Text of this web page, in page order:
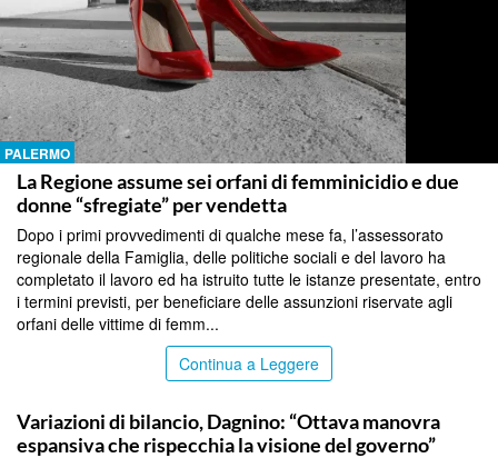
PALERMO
La Regione assume sei orfani di femminicidio e due
donne “sfregiate” per vendetta
Dopo i primi provvedimenti di qualche mese fa, l’assessorato
regionale della Famiglia, delle politiche sociali e del lavoro ha
completato il lavoro ed ha istruito tutte le istanze presentate, entro
i termini previsti, per beneficiare delle assunzioni riservate agli
orfani delle vittime di femm...
Continua a Leggere
Variazioni di bilancio, Dagnino: “Ottava manovra
espansiva che rispecchia la visione del governo”